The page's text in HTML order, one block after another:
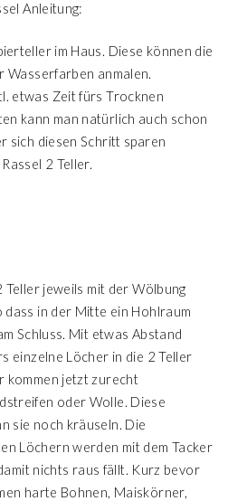
Anleitung:
im Haus. Diese können die
Wasserfarben anmalen.
etwas Zeit fürs Trocknen
kann man natürlich auch schon
sich diesen Schritt sparen
2 Teller.
Teller jeweils mit der Wölbung
dass in der Mitte ein Hohlraum
Schluss. Mit etwas Abstand
einzelne Löcher in die 2 Teller
kommen jetzt zurecht
oder Wolle. Diese
sie noch kräuseln. Die
Löchern werden mit dem Tacker
nichts raus fällt. Kurz bevor
harte Bohnen, Maiskörner,